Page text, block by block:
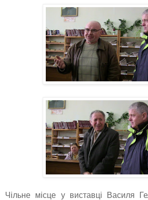
Чільне місце у виставці Василя